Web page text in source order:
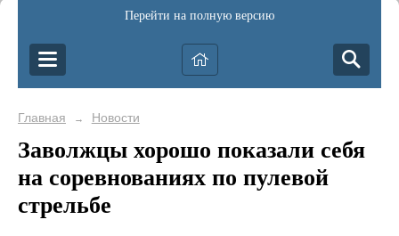
Перейти на полную версию
Главная → Новости
Заволжцы хорошо показали себя
на соревнованиях по пулевой
стрельбе